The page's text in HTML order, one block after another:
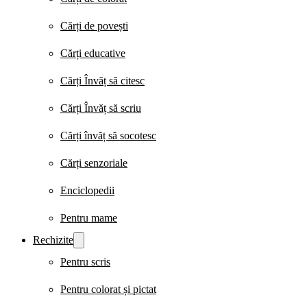
Cărți de povești
Cărți educative
Cărți Învăț să citesc
Cărți Învăț să scriu
Cărți învăț să socotesc
Cărți senzoriale
Enciclopedii
Pentru mame
Rechizite
Pentru scris
Pentru colorat și pictat